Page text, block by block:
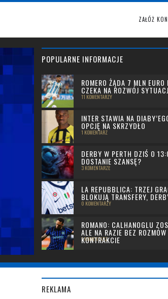
ZAŁÓŻ
POPULARNE INFORMACJE
ROMERO ŻĄDA 7 MLN EURO
CZEKA NA ROZWÓJ
11 KOMENTARZY
INTER STAWIA NA
OPCJĘ NA SKRZYDŁO
1 KOMENTARZ
DERBY W PERTH DZIŚ O
DOSTANIE SZANSĘ?
3 KOMENTARZE
LA REPUBBLICA: TRZEJ
BLOKUJĄ TRANSFERY,
0 KOMENTARZY
ROMANO: CALHANOGLU
ALE NA RAZIE BEZ
KONTRAKCIE
1 KOMENTARZ
REKLAMA